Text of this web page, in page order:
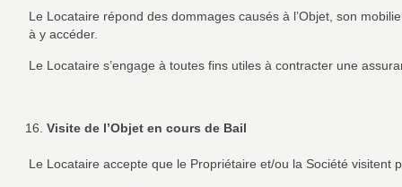
Le Locataire répond des dommages causés à l’Objet, son
à y accéder.
Le Locataire s’engage à toutes fins utiles à contracter une
Visite de l’Objet en cours de Bail
Le Locataire accepte que le Propriétaire et/ou la Société visitent